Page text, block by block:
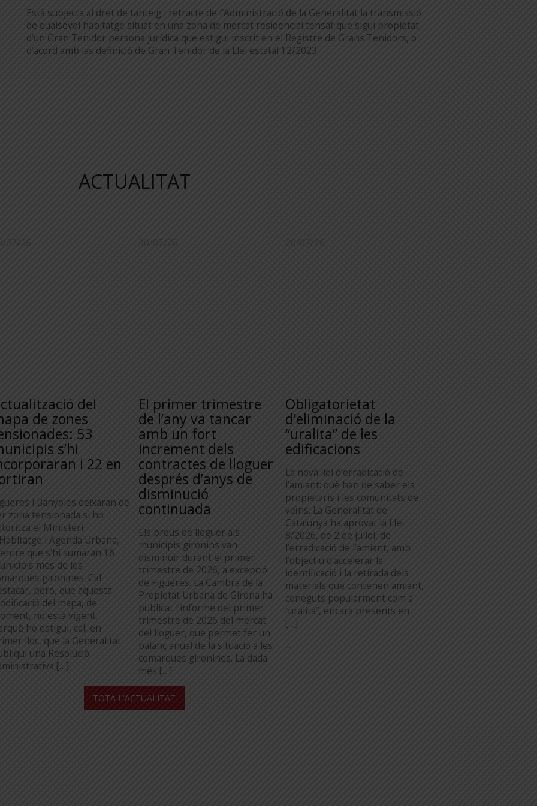
Està subjecta al dret de tanteig i retracte de l’Administració de la Generalitat la transmissió
de qualsevol habitatge situat en una zona de mercat residencial tensat que sigui propietat
d’un Gran Tenidor persona jurídica que estigui inscrit en el Registre de Grans Tenidors, o
d’acord amb las definició de Gran Tenidor de la Llei estatal 12/2023.
ACTUALITAT
07/26
del
de zones
53
s’hi
i 22 en
i Banyoles deixaran de
zona tensionada si ho
el Ministeri
i Agenda Urbana,
que s’hi sumaran 16
més de les
gironines. Cal
però, que aquesta
del mapa, de
no està vigent.
ho estigui, cal, en
lloc, que la Generalitat
una Resolució
[…]
30/07/26
El primer trimestre
de l’any va tancar
amb un fort
increment dels
contractes de lloguer
després d’anys de
disminució
continuada
Els preus de lloguer als
municipis gironins van
disminuir durant el primer
trimestre de 2026, a excepció
de Figueres. La Cambra de la
Propietat Urbana de Girona ha
publicat l’informe del primer
trimestre de 2026 del mercat
del lloguer, que permet fer un
balanç anual de la situació a les
comarques gironines. La dada
més […]
...
20/07/26
Obligatorietat
d’eliminació de la
“uralita” de les
edificacions
La nova llei d’erradicació de
l’amiant: què han de saber els
propietaris i les comunitats de
veïns. La Generalitat de
Catalunya ha aprovat la Llei
8/2026, de 2 de juliol, de
l’erradicació de l’amiant, amb
l’objectiu d’accelerar la
identificació i la retirada dels
materials que contenen amiant,
coneguts popularment com a
“uralita”, encara presents en
[…]
...
TOTA L'ACTUALITAT